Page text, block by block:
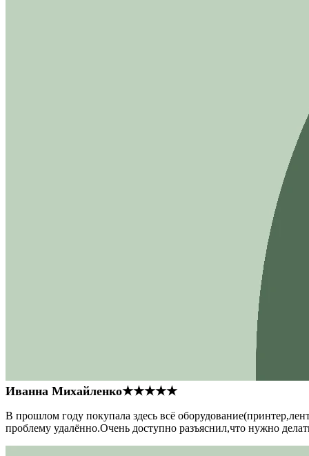
Иванна Михайленко★★★★★
В прошлом году покупала здесь всё
проблему удалённо.Очень доступно разъяснил,что нужно